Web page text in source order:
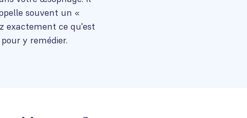
souvent un «
exactement ce qu'est
y remédier.